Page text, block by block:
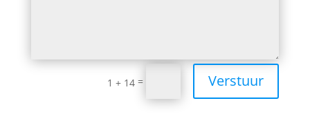
1 + 14 = Verstuur